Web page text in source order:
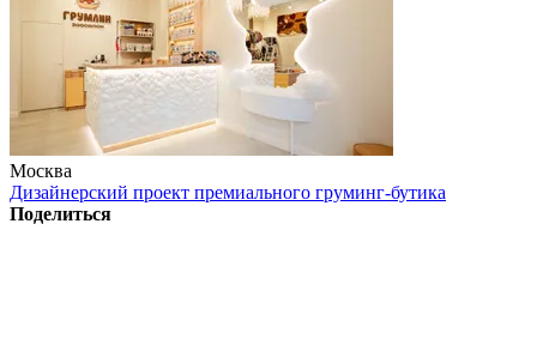
Москва
Дизайнерский проект премиального груминг-бутика
Поделиться